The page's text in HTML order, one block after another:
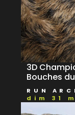
3D
Bouches
RUN
dim 31